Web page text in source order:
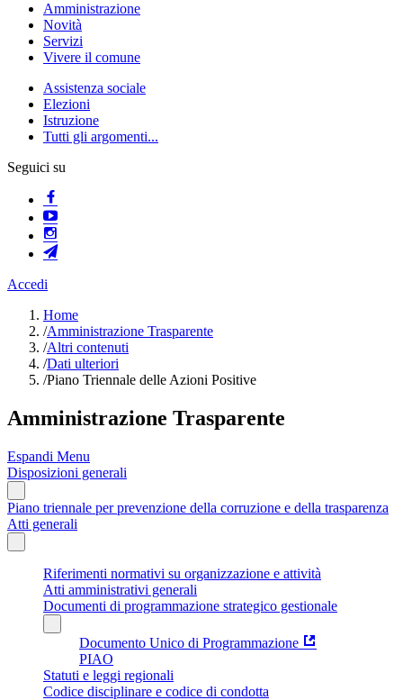
Amministrazione
Novità
Servizi
Vivere il comune
Assistenza sociale
Elezioni
Istruzione
Tutti gli argomenti...
Seguici su
Accedi
Home
/Amministrazione Trasparente
/Altri contenuti
/Dati ulteriori
/Piano Triennale delle Azioni Positive
Amministrazione Trasparente
Espandi Menu
Disposizioni generali
Piano triennale per prevenzione della corruzione e della trasparenza
Atti generali
Riferimenti normativi su organizzazione e attività
Atti amministrativi generali
Documenti di programmazione strategico gestionale
Documento Unico di Programmazione
PIAO
Statuti e leggi regionali
Codice disciplinare e codice di condotta